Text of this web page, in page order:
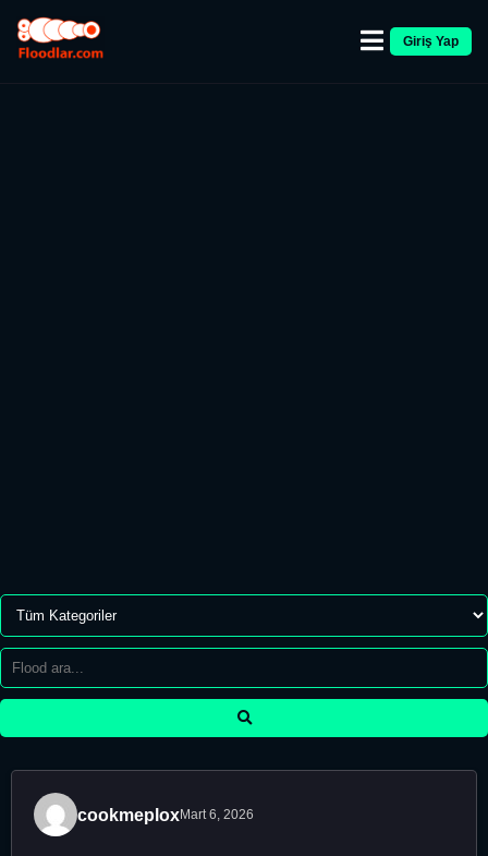
Giriş Yap
cookmeploxMart 6, 2026